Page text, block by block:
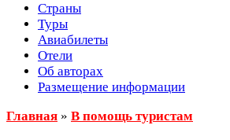
Страны
Туры
Авиабилеты
Отели
Об авторах
Размещение информации
Главная » В помощь туристам